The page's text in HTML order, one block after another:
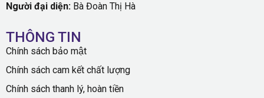
Người đại diện: Bà Đoàn Thị Hà
THÔNG TIN
Chính sách bảo mật
Chính sách cam kết chất lượng
Chính sách thanh lý, hoàn tiền